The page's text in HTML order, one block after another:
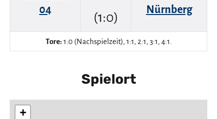
04
(1:0)
Nürnberg
Tore: 1:0 (Nachspielzeit), 1:1, 2:1, 3:1, 4:1.
Spielort
+